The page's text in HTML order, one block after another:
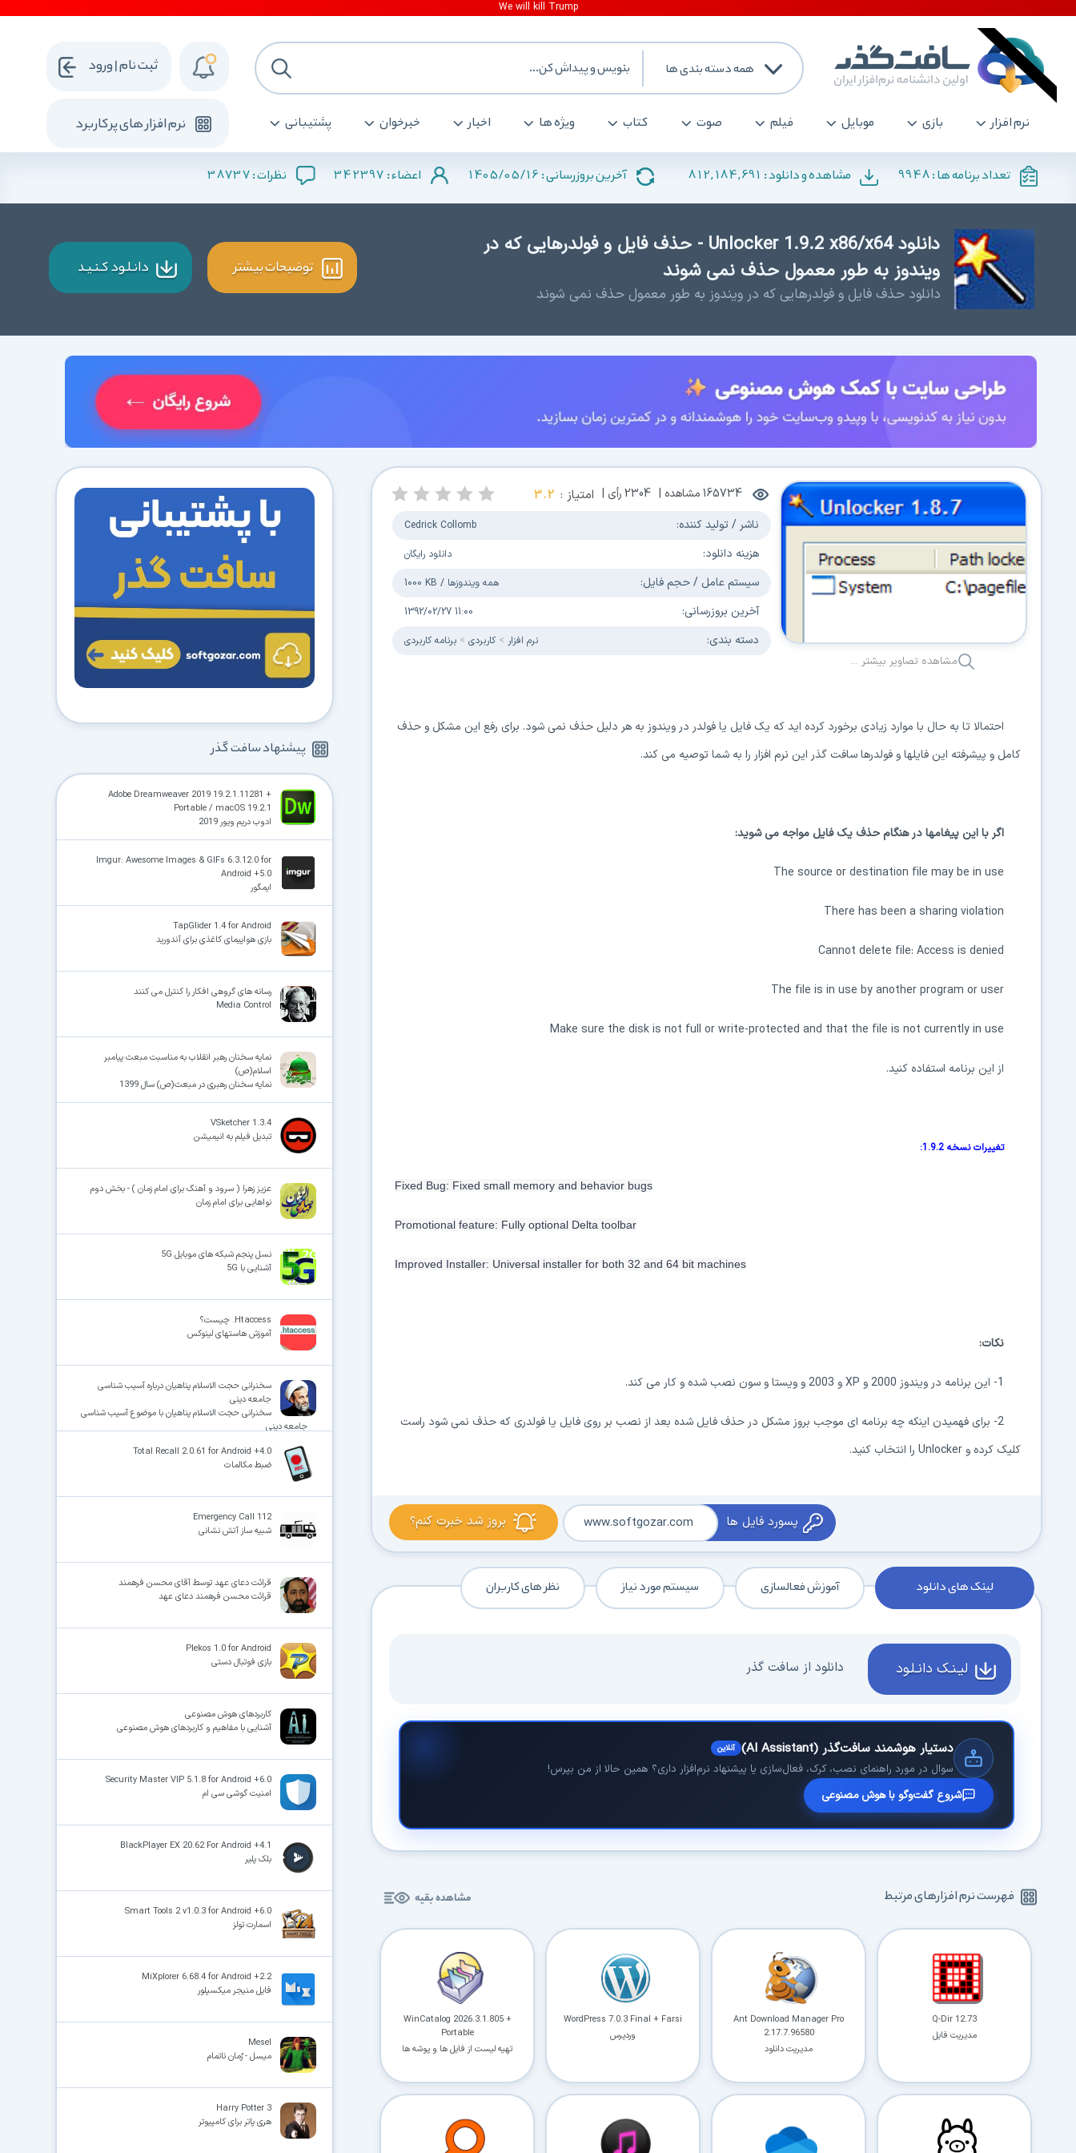
همه دسته بندی ها
نرم افزار بازی موبایل فیلم صوت کتاب ویژه ها اخبار خبرخوان پشتیبانی نرم افزار های پرکاربرد
ثبت نام | ورود
تعداد برنامه ها :9948 مشاهده و دانلود : 812,184,691 آخرین بروزرسانی : 1405/05/16 اعضاء : 342397 نظرات :38737
دانلود Unlocker 1.9.2 x86/x64 - حذف فایل و فولدرهایی که در
ویندوز به طور معمول حذف نمی شوند
دانلود حذف فایل و فولدرهایی که در ویندوز به طور معمول حذف نمی شوند
توضیحات بیشتر دانـلـود کـنـیـد
مشاهده تصاویر بیشتر ...
165734مشاهده | 2304رأی | امتیاز : 3.2
ناشر / تولید کننده: Cedrick Collomb
هزینه دانلود: دانلود رایگان
سیستم عامل / حجم فایل: 1000 KB / همه ویندوزها
آخرین بروزرسانی: 1392/02/27 11:00
دسته بندی: نرم افزار کاربردی برنامه کاربردی
احتمالا تا به حال با موارد زیادی برخورد کرده اید که یک فایل یا فولدر در ویندوز به هر دلیل حذف نمی شود. برای رفع این مشکل و حذف
کامل و پیشرفته این فایلها و فولدرها سافت گذر این نرم افزار را به شما توصیه می کند.
اگر با این پیغامها در هنگام حذف یک فایل مواجه می شوید:
The source or destination file may be in use
There has been a sharing violation
Cannot delete file: Access is denied
The file is in use by another program or user
Make sure the disk is not full or write-protected and that the file is not currently in use
از این برنامه استفاده کنید.
تغییرات نسخه 1.9.2:
Fixed Bug: Fixed small memory and behavior bugs
Promotional feature: Fully optional Delta toolbar
Improved Installer: Universal installer for both 32 and 64 bit machines
نکات:
1- این برنامه در ویندوز 2000 و XP‌ و 2003 و ویستا و سون نصب شده و کار می کند.
2- برای فهمیدن اینکه چه برنامه ای موجب بروز مشکل در حذف فایل شده بعد از نصب بر روی فایل یا فولدری که حذف نمی شود راست
کلیک کرده و Unlocker را انتخاب کنید.
بروز شد خبرت کنم؟ پسورد فایل ها www.softgozar.com
لینک های دانلود آموزش فعالسازی سیستم مورد نیاز نظر های کاربران
لیـنـک دانـلـود دانلود از سافت گذر
دستیار هوشمند سافت‌گذر (AI Assistant) آنلاین
سوال در مورد راهنمای نصب، کرک، فعال‌سازی یا پیشنهاد نرم‌افزار داری؟ همین حالا از من بپرس!
شروع گفت‌وگو با هوش مصنوعی
فهرست نرم افزارهای مرتبط مشاهده بقیه
Q-Dir 12.73
مدیریت فایل
Ant Download Manager Pro
2.17.7.96580
مدیریت دانلود
WordPress 7.0.3 Final + Farsi
وردپرس
WinCatalog 2026.3.1.805 +
Portable
تهیه لیست از فایل ها و پوشه ها
پیشنهاد سافت گذر
Adobe Dreamweaver 2019 19.2.1.11281 +
Portable / macOS 19.2.1
ادوب دریم ویور 2019
Imgur: Awesome Images & GIFs 6.3.12.0 for
Android +5.0
ایمگور
TapGlider 1.4 for Android
بازی هواپیمای کاغذی برای آندورید
رسانه های گروهی افکار را کنترل می کنند
Media Control
نمایه سخنان رهبر انقلاب به مناسبت مبعث پیامبر
اسلام(ص)
نمایه سخنان رهبری در مبعث(ص) سال 1399
VSketcher 1.3.4
تبدیل فیلم به انیمیشن
عزیز زهرا ( سرود و آهنگ برای امام زمان ) - بخش دوم
نواهایی برای امام زمان
نسل پنجم شبکه های موبایل 5G
آشنایی با 5G
Htaccess. چیست؟
آموزش هاستهای لینوکس
سخنرانی حجت الاسلام پناهیان درباره آسیب شناسی
جامعه دینی
سخنرانی حجت الاسلام پناهیان با موضوع آسیب شناسی
جامعه دینی
Total Recall 2.0.61 for Android +4.0
ضبط مکالمات
Emergency Call 112
شبیه ساز آتش نشانی
قرائت دعای عهد توسط آقای محسن فرهمند
قرائت محسن فرهمند دعای عهد
Plekos 1.0 for Android
بازی فوتبال دستی
کاربردهای هوش مصنوعی
آشنایی با مفاهیم و کاربردهای هوش مصنوعی
Security Master VIP 5.1.8 for Android +6.0
امنیت گوشی سی ام
BlackPlayer EX 20.62 For Android +4.1
بلک پلیر
Smart Tools 2 v1.0.3 for Android +6.0
اسمارت تولز
MiXplorer 6.68.4 for Android +2.2
فایل منیجر میکسپلور
Mesel
میسل - رُمان ناتمام
Harry Potter 3
هری پاتر برای کامپیوتر
در حال آماده‌سازی لینک دانلود...
15
دستیار هوشمند AI (ویژه اعضای VIP)
ادامه دانلود پس از قطع اینترنت و دانلود موازی چند فایل
✓ آرشیو کامل نسخه‌ها: دسترسی به تمام نسخه‌های قدیمی نرم‌افزارها
⚡ ارتقا به حساب VIP و دانلود فوری
فقط کمتر از روزی 1,093 تومان (معادل ماهیانه 33,250 تومان در اشتراک یک‌ساله)
قبلاً عضو شدم — ورود به حساب کاربری